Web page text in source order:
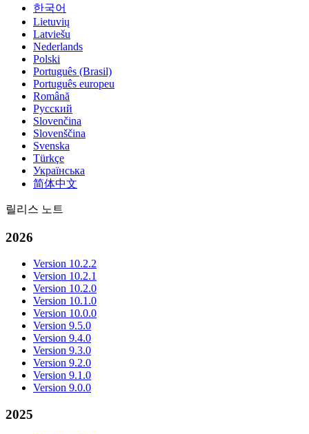
한국어
Lietuvių
Latviešu
Nederlands
Polski
Português (Brasil)
Português europeu
Română
Русский
Slovenčina
Slovenščina
Svenska
Türkçe
Українська
简体中文
릴리스 노트
2026
Version 10.2.2
Version 10.2.1
Version 10.2.0
Version 10.1.0
Version 10.0.0
Version 9.5.0
Version 9.4.0
Version 9.3.0
Version 9.2.0
Version 9.1.0
Version 9.0.0
2025